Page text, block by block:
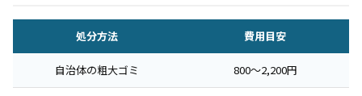
処分方法 費用目安
自治体の粗大ゴミ 800〜2,200円